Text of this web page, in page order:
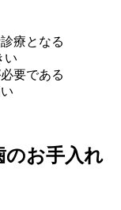
療となる
い
要である
のお手入れ